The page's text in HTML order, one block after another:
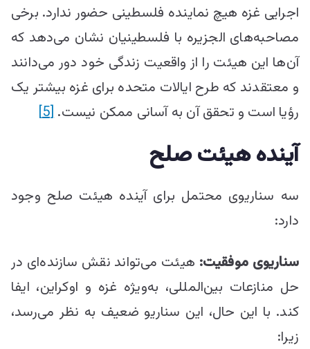
اجرایی غزه هیچ نماینده فلسطینی حضور ندارد. برخی
مصاحبه‌های الجزیره با فلسطینیان نشان می‌دهد که
آن‌ها این هیئت را از واقعیت زندگی خود دور می‌دانند
و معتقدند که طرح ایالات متحده برای غزه بیشتر یک
رؤیا است و تحقق آن به آسانی ممکن نیست.[5]
آینده هیئت صلح
سه سناریوی محتمل برای آینده هیئت صلح وجود
دارد:
سناریوی موفقیت: هیئت می‌تواند نقش سازنده‌ای در
حل منازعات بین‌المللی، به‌ویژه غزه و اوکراین، ایفا
کند. با این حال، این سناریو ضعیف به نظر می‌رسد،
زیرا: